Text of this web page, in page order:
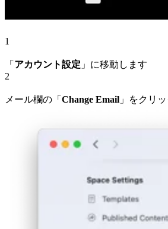
1
「 アカウント設定 」に移動します
2
メール欄の「 Change Email 」をクリ